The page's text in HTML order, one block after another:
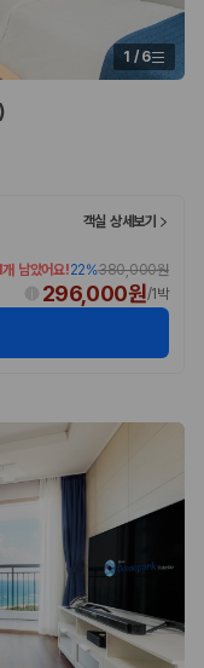
1 / 6
객실 상세보기
개 남았어요!22%380,000원
296,000원/1박